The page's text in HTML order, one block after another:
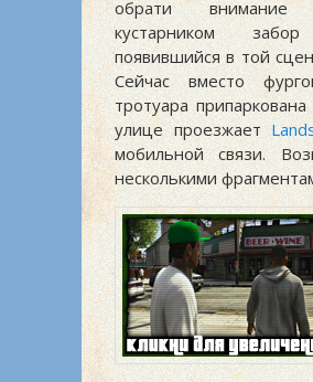
обрати
кустарником
появившийся в той
Сейчас вместо
тротуара
улице проезжает
мобильной связи.
несколькими